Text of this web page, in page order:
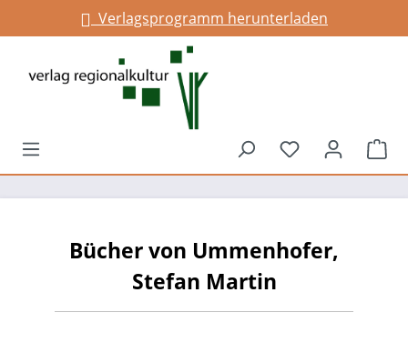
springenVerlagsprogramm herunterladen
Du hast 0
Bücher von Ummenhofer,
Stefan Martin